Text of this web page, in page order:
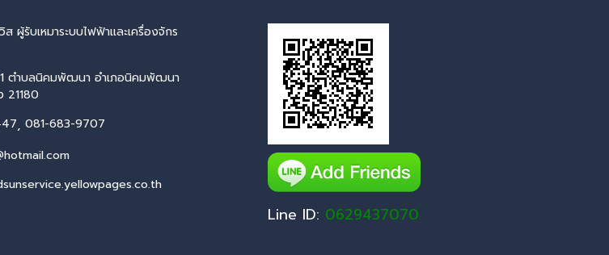
ส ผู้รับเหมาระบบไฟฟ้าและเครื่องจักร
ตำบลนิคมพัฒนา อำเภอนิคมพัฒนา
21180
, 081-683-9707
Line ID: 0629437070